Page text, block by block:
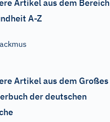
Artikel aus dem Bereich
A-Z
Artikel aus dem Großes
der deutschen